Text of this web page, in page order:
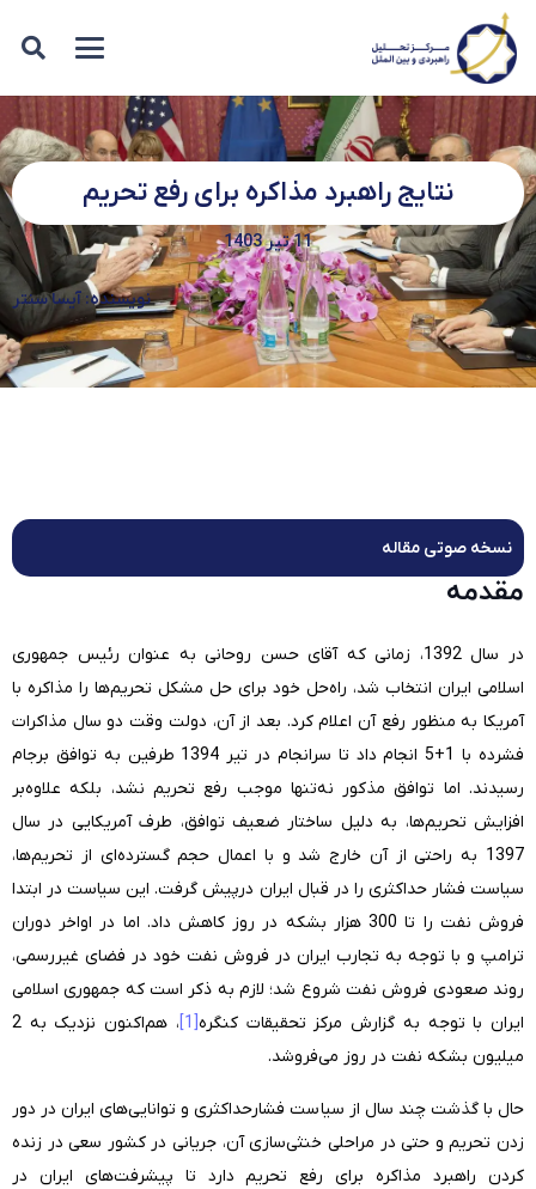
نتایج راهبرد مذاکره برای رفع تحریم
11 تیر 1403
نویسنده: آیسا سنتر
نسخه صوتی مقاله
مقدمه
در سال 1392، زمانی که آقای حسن روحانی به عنوان رئیس ‌جمهوری
اسلامی ایران انتخاب شد، راه‌حل خود برای حل مشکل تحریم‌ها را مذاکره با
آمریکا به منظور رفع آن اعلام کرد. بعد از آن، دولت وقت دو سال مذاکرات
فشرده با 1+5 انجام داد تا سرانجام در تیر 1394 طرفین به توافق برجام
رسیدند. اما توافق مذکور نه‌تنها موجب رفع تحریم نشد، بلکه علاوه‌بر
افزایش تحریم‌ها، به دلیل ساختار ضعیف توافق، طرف آمریکایی در سال
1397 به راحتی از آن خارج شد و با اعمال حجم گسترده‌ای از تحریم‌ها،
سیاست فشار حداکثری را در قبال ایران درپیش گرفت. این سیاست در ابتدا
فروش نفت را تا 300 هزار بشکه در روز کاهش داد. اما در اواخر دوران
ترامپ و با توجه به تجارب ایران در فروش نفت خود در فضای غیررسمی،
روند صعودی فروش نفت شروع شد؛ لازم به ذکر است که جمهوری اسلامی
ایران با توجه به گزارش مرکز تحقیقات کنگره[1]
، هم‌اکنون نزدیک به 2
میلیون بشکه نفت در روز می‌فروشد.
حال با گذشت چند سال از سیاست فشارحداکثری و توانایی‌های ایران در دور
زدن تحریم و حتی در مراحلی خنثی‌سازی آن، جریانی در کشور سعی در زنده
کردن راهبرد مذاکره برای رفع تحریم دارد تا پیشرفت‌های ایران در